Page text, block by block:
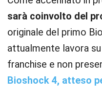
sarà coinvolto del
originale del primo
attualmente lavora
franchise e non
Bioshock 4, atteso